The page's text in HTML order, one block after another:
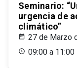
Seminario:
urgencia de
climático”
27 de Marzo
09:00 a 11:00